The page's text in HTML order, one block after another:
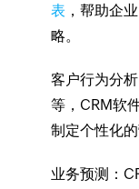
表 ，帮助企
略。
客户行为分
等，CRM软
制定个性化
业务预测：